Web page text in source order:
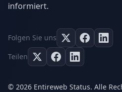
informiert.
Folgen Sie uns
Teilen
© 2026 Entireweb Status. Alle